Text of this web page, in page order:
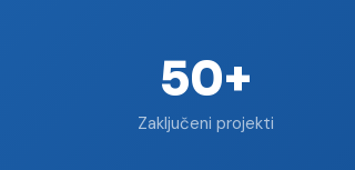
50+
Zaključeni projekti